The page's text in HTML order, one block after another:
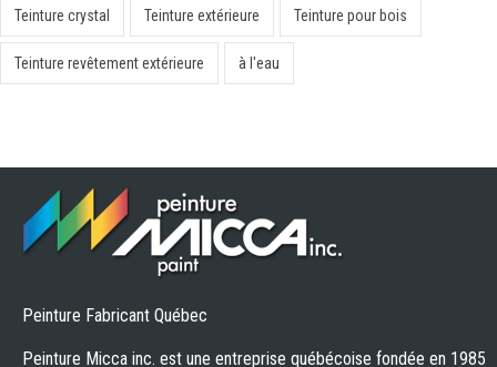
Teinture crystal Teinture extérieure Teinture pour bois
Teinture revêtement extérieure à l'eau
Peinture Fabricant Québec
Peinture Micca inc. est une entreprise québécoise fondée en 1985